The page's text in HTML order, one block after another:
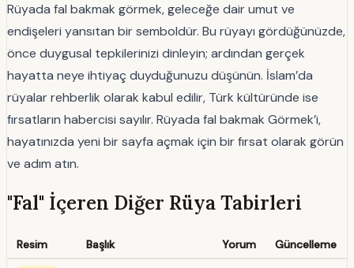
Rüyada fal bakmak görmek, geleceğe dair umut ve
endişeleri yansıtan bir semboldür. Bu rüyayı gördüğünüzde,
önce duygusal tepkilerinizi dinleyin; ardından gerçek
hayatta neye ihtiyaç duyduğunuzu düşünün. İslam’da
rüyalar rehberlik olarak kabul edilir, Türk kültüründe ise
fırsatların habercisi sayılır. Rüyada fal bakmak Görmek’i,
hayatınızda yeni bir sayfa açmak için bir fırsat olarak görün
ve adım atın.
"Fal" İçeren Diğer Rüya Tabirleri
Resim Başlık Yorum Güncelleme